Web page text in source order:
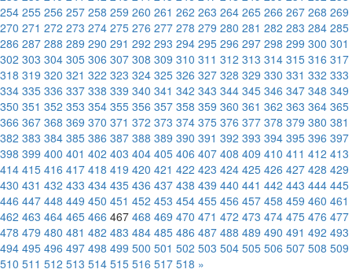
254 255 256 257 258 259 260 261 262 263 264 265 266 267 268 269
270 271 272 273 274 275 276 277 278 279 280 281 282 283 284 285
286 287 288 289 290 291 292 293 294 295 296 297 298 299 300 301
302 303 304 305 306 307 308 309 310 311 312 313 314 315 316 317
318 319 320 321 322 323 324 325 326 327 328 329 330 331 332 333
334 335 336 337 338 339 340 341 342 343 344 345 346 347 348 349
350 351 352 353 354 355 356 357 358 359 360 361 362 363 364 365
366 367 368 369 370 371 372 373 374 375 376 377 378 379 380 381
382 383 384 385 386 387 388 389 390 391 392 393 394 395 396 397
398 399 400 401 402 403 404 405 406 407 408 409 410 411 412 413
414 415 416 417 418 419 420 421 422 423 424 425 426 427 428 429
430 431 432 433 434 435 436 437 438 439 440 441 442 443 444 445
446 447 448 449 450 451 452 453 454 455 456 457 458 459 460 461
462 463 464 465 466 467 468 469 470 471 472 473 474 475 476 477
478 479 480 481 482 483 484 485 486 487 488 489 490 491 492 493
494 495 496 497 498 499 500 501 502 503 504 505 506 507 508 509
510 511 512 513 514 515 516 517 518 »